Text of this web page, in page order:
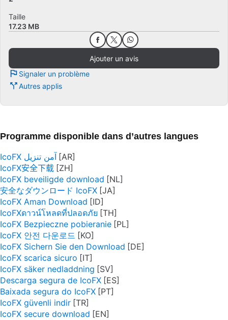
Taille
17.23 MB
Ajouter un avis
Signaler un problème
Autres applis
Programme disponible dans d’autres langues
IcoFX آمن تنزيل
IcoFX安全下载
IcoFX beveiligde download
安全なダウンロード IcoFX
IcoFX Aman Download
IcoFXดาวน์โหลดที่ปลอดภัย
IcoFX Bezpieczne pobieranie
IcoFX 안전 다운로드
IcoFX Sichern Sie den Download
IcoFX scarica sicuro
IcoFX säker nedladdning
Descarga segura de IcoFX
Baixada segura do IcoFX
IcoFX güvenli indir
IcoFX secure download